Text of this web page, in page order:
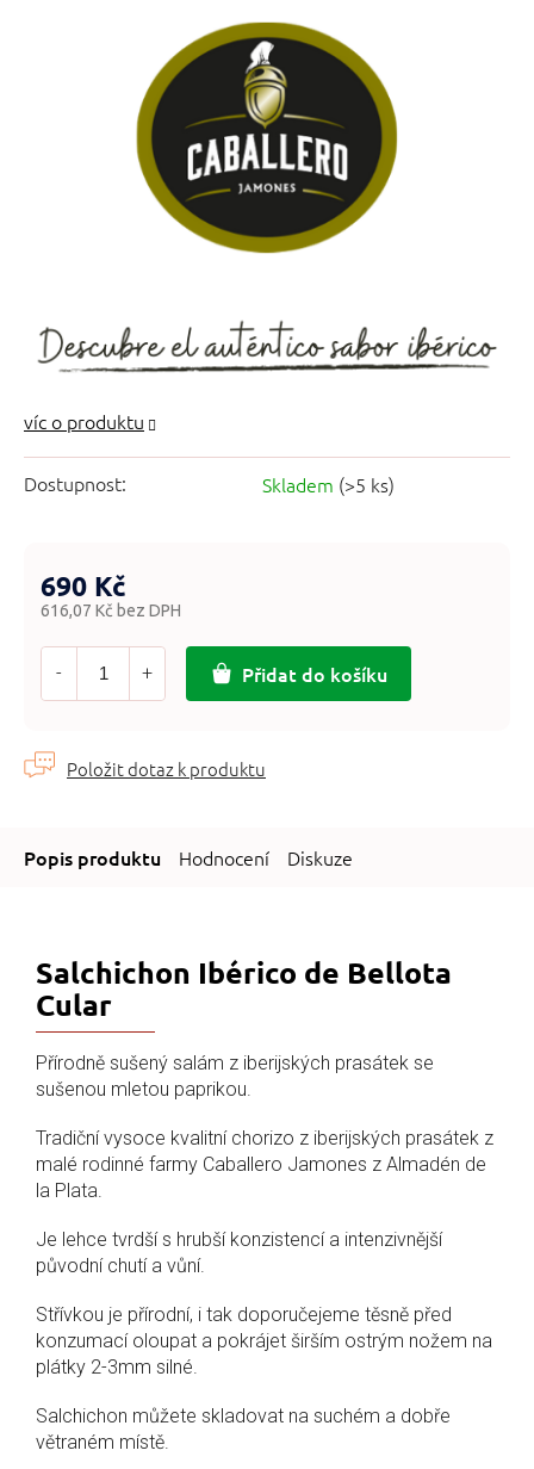
Dostupnost: Skladem (>5 ks)
690 Kč
616,07 Kč bez DPH
Měrná
Přidat do košíku
Hodnocení Diskuze
Salchichon Ibérico de Bellota
Cular
Přírodně sušený salám z iberijských prasátek se
sušenou mletou paprikou.
Tradiční vysoce kvalitní chorizo z iberijských prasátek z
malé rodinné farmy Caballero Jamones z Almadén de
la Plata.
Je lehce tvrdší s hrubší konzistencí a intenzivnější
původní chutí a vůní.
Střívkou je přírodní, i tak doporučejeme těsně před
konzumací oloupat a pokrájet širším ostrým nožem na
plátky 2-3mm silné.
Salchichon můžete skladovat na suchém a dobře
větraném místě.